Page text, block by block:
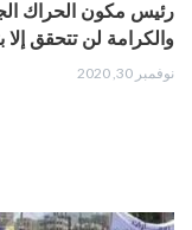
رئيس مكون الحراك
والكرامة لن تتحقق
نوفمبر 30, 2020